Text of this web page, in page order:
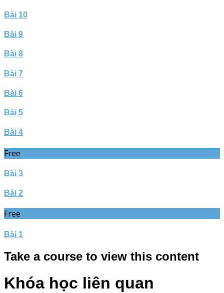
Bài 10
Bài 9
Bài 8
Bài 7
Bài 6
Bài 5
Bài 4
Free
Bài 3
Bài 2
Free
Bài 1
Take a course to view this content
Khóa học liên quan